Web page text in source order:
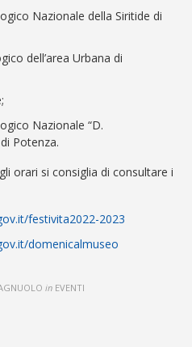
Nazionale della Siritide di
dell’area Urbana di
Nazionale “D.
Potenza.
orari si consiglia di consultare i
festivita2022-2023
domenicalmuseo
in EVENTI